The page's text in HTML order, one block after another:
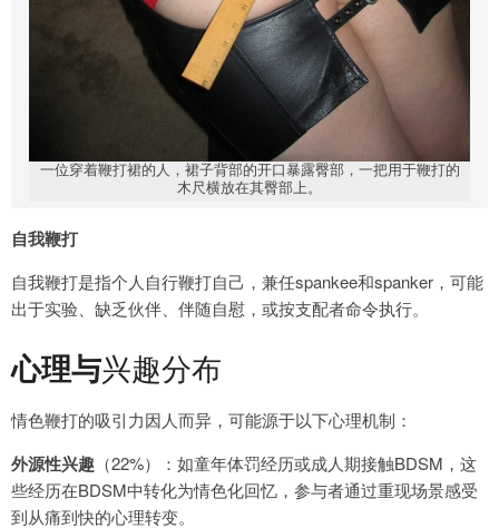
一位穿着鞭打裙的人，裙子背部的开口暴露臀部，一把用于鞭打的
木尺横放在其臀部上。
自我鞭打
自我鞭打是指个人自行鞭打自己，兼任spankee和spanker，可能
出于实验、缺乏伙伴、伴随自慰，或按支配者命令执行。
心理与兴趣分布
情色鞭打的吸引力因人而异，可能源于以下心理机制：
外源性兴趣 （22%）：如童年体罚经历或成人期接触BDSM，这
些经历在BDSM中转化为情色化回忆，参与者通过重现场景感受
到从痛到快的心理转变。